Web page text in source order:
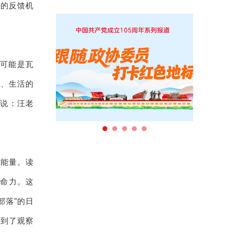
反馈机
能是瓦
生活的
：汪老
量。读
力。这
落”的日
了观察